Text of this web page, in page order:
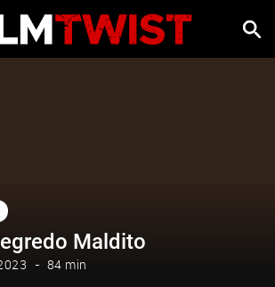
Maldito
84 min